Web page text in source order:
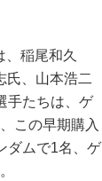
稲尾和久
氏、山本浩二
手たちは、ゲ
この早期購入
ダムで1名、ゲ